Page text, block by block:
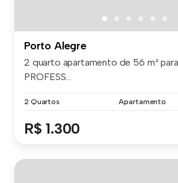
Porto Alegre
2 quarto apartamento de 56 m² para
PROFESS...
2 Quartos Apartamento
R$ 1.300